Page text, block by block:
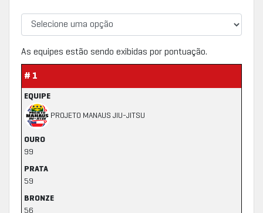
As equipes estão sendo exibidas por pontuação.
# 1
EQUIPE
PROJETO MANAUS JIU-JITSU
OURO
99
PRATA
59
BRONZE
56